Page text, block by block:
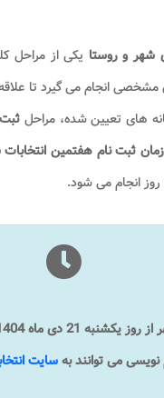
شهر و روستا یکی از مراحل
مشخصی انجام می گیرد تا علاقه
های تعیین شده، مراحل
زمان ثبت نام هفتمین
انجام می شود.
می توانند بهسایت